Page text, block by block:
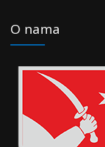
O nama